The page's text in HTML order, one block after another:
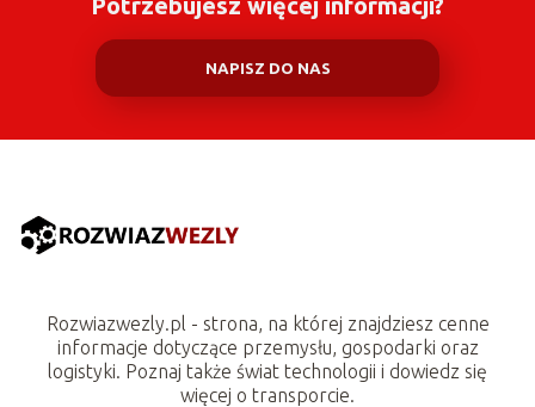
Potrzebujesz więcej informacji?
NAPISZ DO NAS
Rozwiazwezly.pl - strona, na której znajdziesz cenne
informacje dotyczące przemysłu, gospodarki oraz
logistyki. Poznaj także świat technologii i dowiedz się
więcej o transporcie.